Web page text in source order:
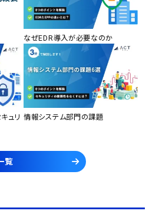
なぜEDR導入が必要なのか
ュリ 情報システム部門の課題
覧